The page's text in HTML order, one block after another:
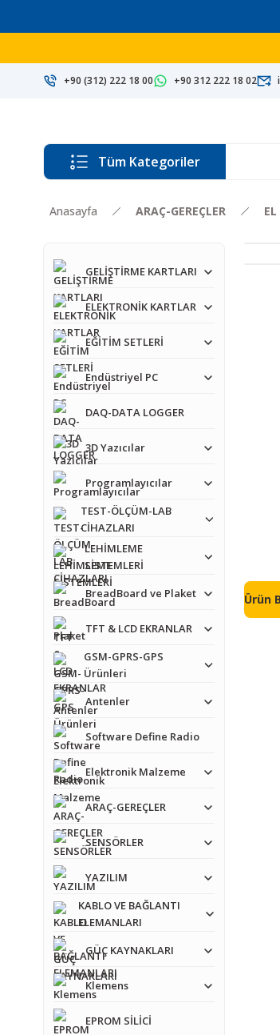
+90 (312) 222 18 00 +90 312 222 18 02
Tüm Kategoriler
Anasayfa ARAÇ-GEREÇLER
GELİŞTİRME KARTLARI
ELEKTRONİK KARTLAR
EĞİTİM SETLERİ
Endüstriyel PC
DAQ-DATA LOGGER
3D Yazıcılar
Programlayıcılar
TEST-ÖLÇÜM-LAB
CİHAZLARI
LEHİMLEME
SİSTEMLERİ
BreadBoard ve Plaket
TFT & LCD EKRANLAR
GSM-GPRS-GPS
Ürünleri
Antenler
Software Define Radio
Elektronik Malzeme
ARAÇ-GEREÇLER
SENSÖRLER
YAZILIM
KABLO VE BAĞLANTI
ELEMANLARI
GÜÇ KAYNAKLARI
Klemens
EPROM SİLİCİ
Ürün